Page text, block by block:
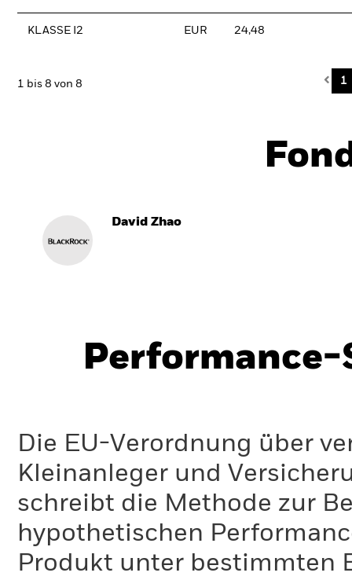
KLASSE I2 EUR 24,48
1 bis 8 von 8 1
David Zhao
Performance-
Die EU-Verordnung über
Kleinanleger und
schreibt die Methode zur
hypothetischen
Produkt unter bestimmten